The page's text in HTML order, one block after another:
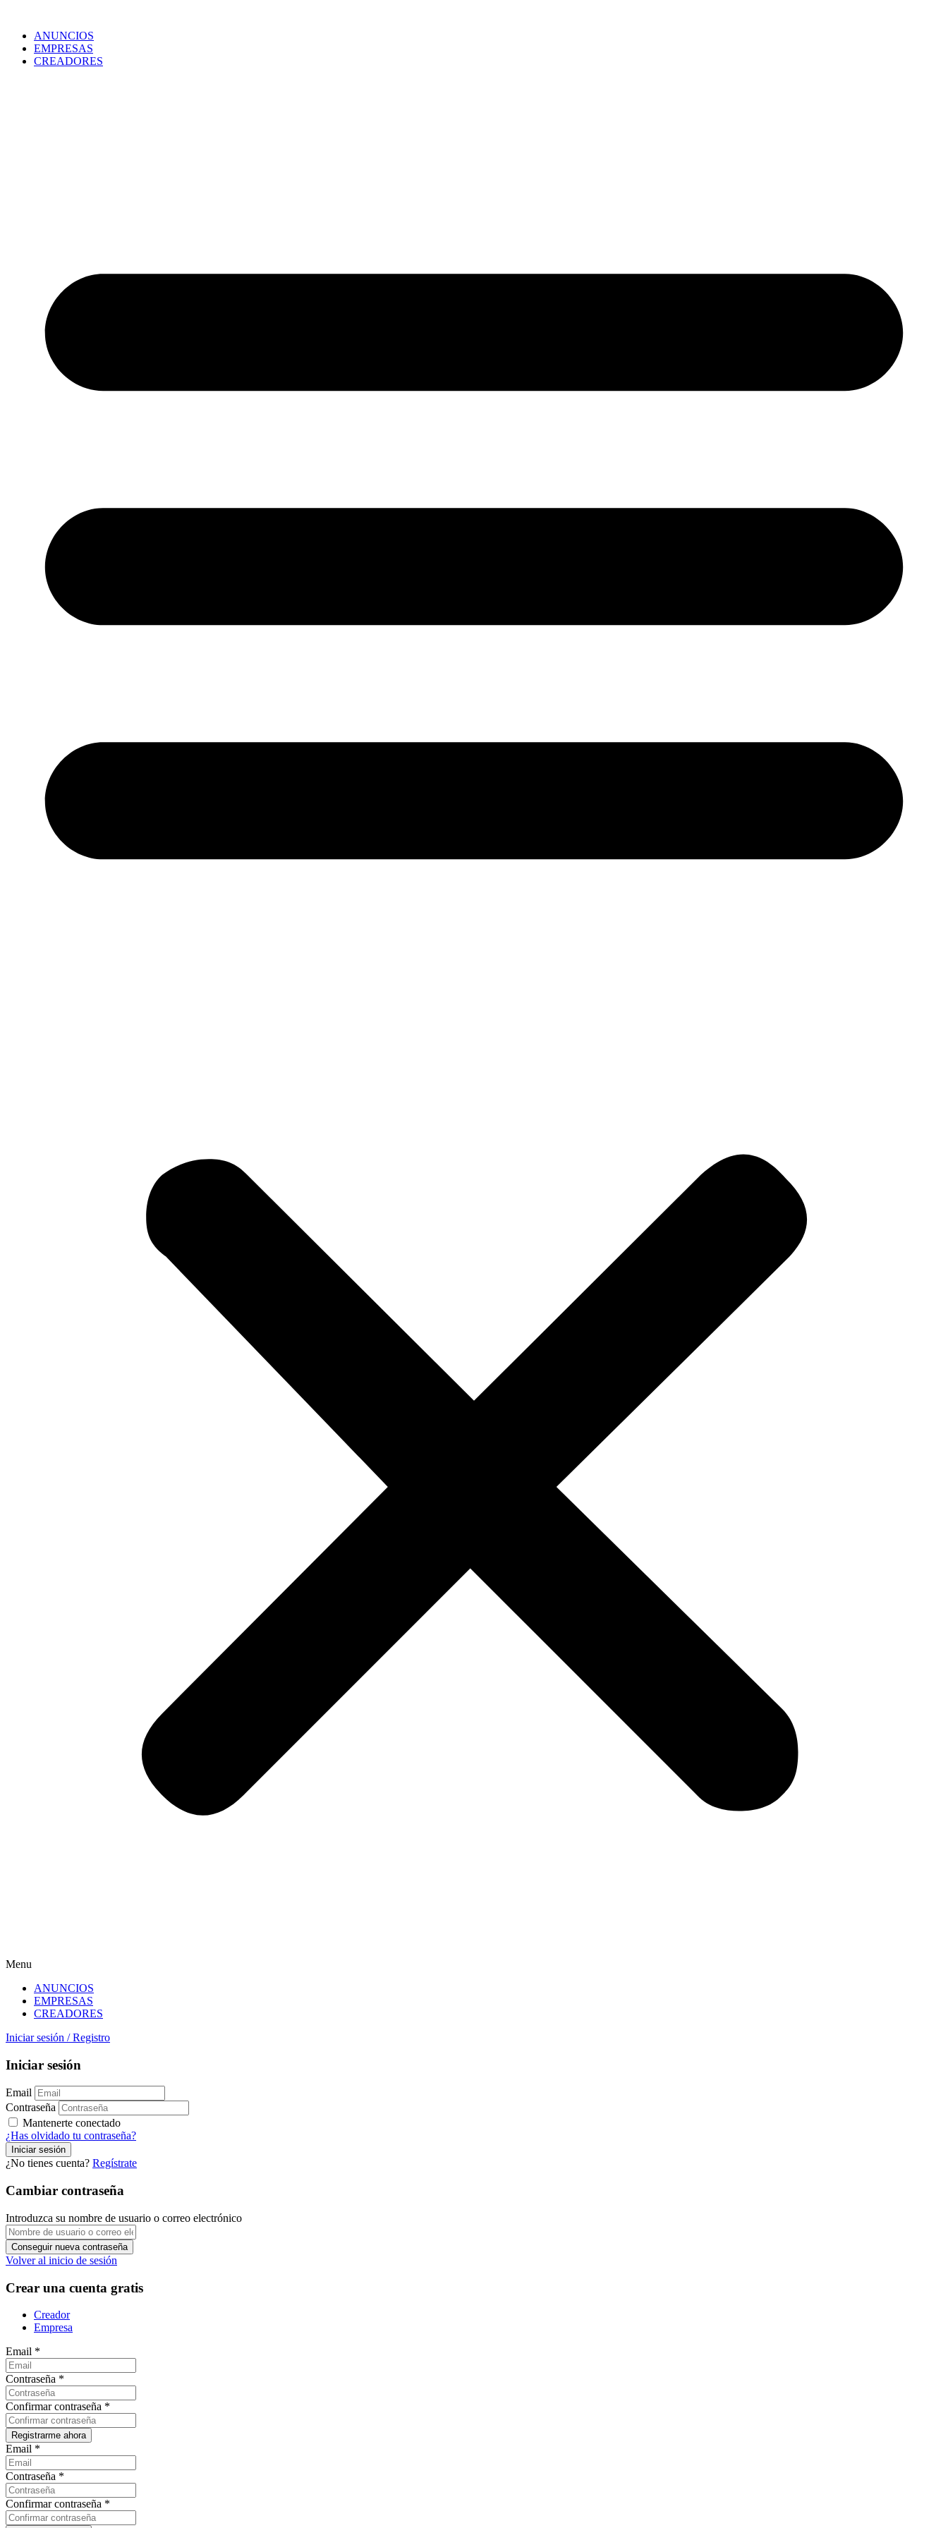
ANUNCIOS
EMPRESAS
CREADORES
Menu
ANUNCIOS
EMPRESAS
CREADORES
Iniciar sesión / Registro
Iniciar sesión
Email
Contraseña
Mantenerte conectado
¿Has olvidado tu contraseña?
¿No tienes cuenta? Regístrate
Cambiar contraseña
Introduzca su nombre de usuario o correo electrónico
Volver al inicio de sesión
Crear una cuenta gratis
Creador
Empresa
Email *
Contraseña *
Confirmar contraseña *
Email *
Contraseña *
Confirmar contraseña *